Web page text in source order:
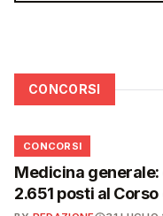
CONCORSI
📋
CONCORSI
Medicina
2.651 posti al